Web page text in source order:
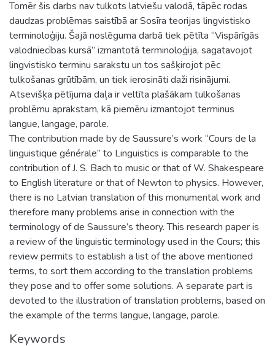
Tomēr šis darbs nav tulkots latviešu valodā, tāpēc rodas
daudzas problēmas saistībā ar Sosīra teorijas lingvistisko
terminoloģiju. Šajā noslēguma darbā tiek pētīta “Vispārīgās
valodniecības kursā” izmantotā terminoloģija, sagatavojot
lingvistisko terminu sarakstu un tos sašķirojot pēc
tulkošanas grūtībām, un tiek ierosināti daži risinājumi.
Atsevišķa pētījuma daļa ir veltīta plašākam tulkošanas
problēmu aprakstam, kā piemēru izmantojot terminus
langue, langage, parole.
The contribution made by de Saussure’s work “Cours de la
linguistique générale” to Linguistics is comparable to the
contribution of J. S. Bach to music or that of W. Shakespeare
to English literature or that of Newton to physics. However,
there is no Latvian translation of this monumental work and
therefore many problems arise in connection with the
terminology of de Saussure’s theory. This research paper is
a review of the linguistic terminology used in the Cours; this
review permits to establish a list of the above mentioned
terms, to sort them according to the translation problems
they pose and to offer some solutions. A separate part is
devoted to the illustration of translation problems, based on
the example of the terms langue, langage, parole.
Keywords